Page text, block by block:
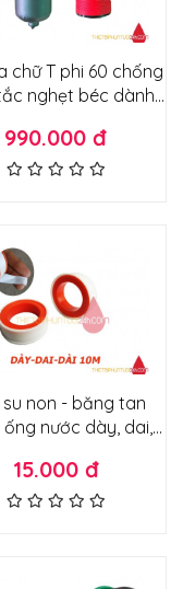
chữ T phi 60 chống
nghẹt béc dành
công suất lớn
990.000 đ
su non - băng tan
ống nước dày, dai,
15.000 đ